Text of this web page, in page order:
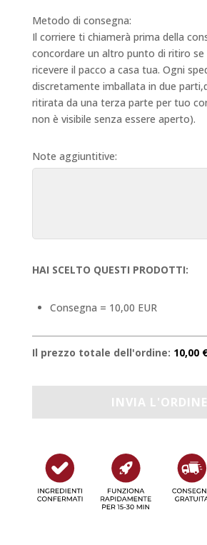
Metodo di consegna:
Il corriere ti chiamerà prima della
concordare un altro punto di ritiro se
ricevere il pacco a casa tua. Ogni
discretamente imballata in due
ritirata da una terza parte per tuo
non è visibile senza essere aperto).
Note aggiuntitive:
HAI SCELTO QUESTI PRODOTTI:
Consegna = 10,00 EUR
Il prezzo totale dell'ordine: 10,00